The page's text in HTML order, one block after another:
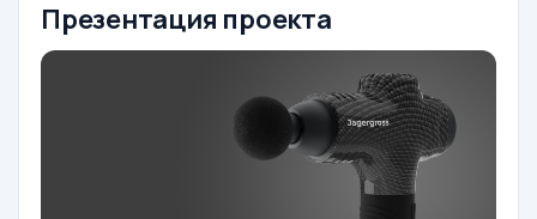
Презентация проекта